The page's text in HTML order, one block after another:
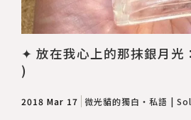
✦ 放在我心上的那抹銀月光
)
2018 Mar 17 微光貓的獨白・私語 |